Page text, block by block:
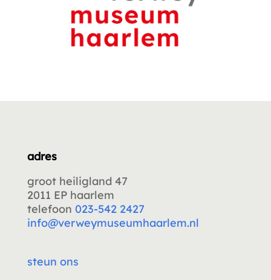
adres
groot heiligland 47
2011 EP haarlem
telefoon 023-542 2427
info@verweymuseumhaarlem.nl
steun ons